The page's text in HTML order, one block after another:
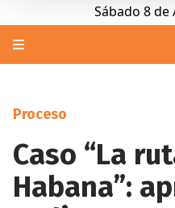
Sábado 8de
Proceso
Caso “La
Habana”: